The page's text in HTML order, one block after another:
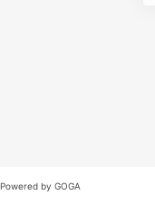
Powered by GOGA